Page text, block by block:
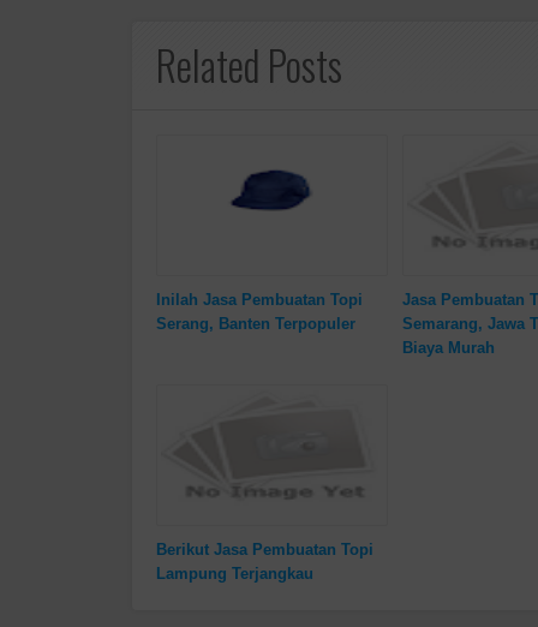
Related Posts
Inilah Jasa Pembuatan Topi
Serang, Banten Terpopuler
Jasa Pembuatan
Semarang, Jawa
Biaya Murah
Berikut Jasa Pembuatan Topi
Lampung Terjangkau